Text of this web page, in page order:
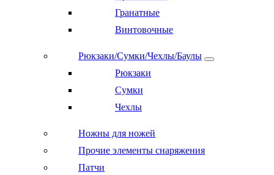
Гранатные
Винтовочные
Рюкзаки/Сумки/Чехлы/Баулы
Рюкзаки
Сумки
Чехлы
Ножны для ножей
Прочие элементы снаряжения
Патчи